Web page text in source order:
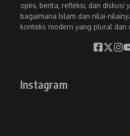
opini, berita, refleksi, dan diskusi
bagaimana Islam dan nilai-
konteks modern yang plural dan
Instagram